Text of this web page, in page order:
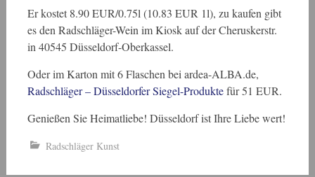
Er kostet 8.90 EUR/0.75l (10.83 EUR 1l), zu kaufen gibt
es den Radschläger-Wein im Kiosk auf der Cheruskerstr.
in 40545 Düsseldorf-Oberkassel.
Oder im Karton mit 6 Flaschen bei ardea-ALBA.de,
Radschläger – Düsseldorfer Siegel-Produktefür 51 EUR.
Genießen Sie Heimatliebe! Düsseldorf ist Ihre Liebe wert!
Radschläger Kunst